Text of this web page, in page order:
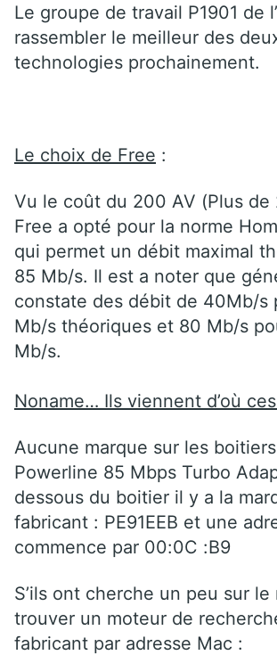
Le groupe de travail P1901 de
rassembler le meilleur des
technologies prochainement.
Le choix de Free :
Vu le coût du 200 AV (Plus de
Free a opté pour la norme
qui permet un débit maximal
85 Mb/s. Il est a noter que
constate des débit de 40Mb/s
Mb/s théoriques et 80 Mb/s
Mb/s.
Noname… Ils viennent d’où
Aucune marque sur les
Powerline 85 Mbps Turbo
dessous du boitier il y a la
fabricant : PE91EEB et une
commence par 00:0C :B9
S’ils ont cherche un peu sur
trouver un moteur de
fabricant par adresse Mac :